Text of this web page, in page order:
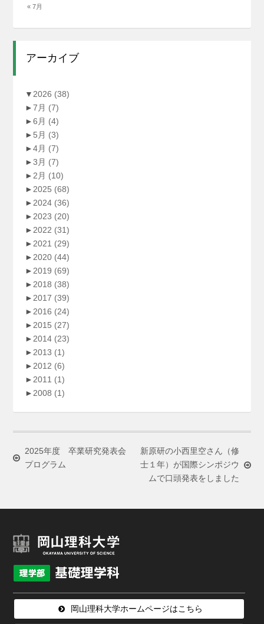
« 7月
アーカイブ
▼2026 (38)
►7月 (7)
►6月 (4)
► 5月 (3)
►4月 (7)
►3月 (7)
►2月 (10)
►2025 (68)
►2024 (36)
►2023 (20)
►2022 (31)
►2021 (29)
►2020 (44)
►2019 (69)
►2018 (38)
►2017 (39)
►2016 (24)
►2015 (27)
►2014 (23)
►2013 (1)
►2012 (6)
►2011 (1)
►2008 (1)
2025年度 卒業研究発表会
プログラム
新原研の小西里空さん（修
士１年）が国際シンポジウ
ムで口頭発表をしました
岡山理科大学ホームページはこちら